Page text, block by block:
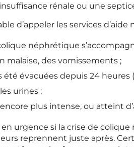
rénale ou une
d’appeler les services d’aide
néphrétique
malaise, des vomissements ;
été évacuées depuis 24
urines ;
plus intense, ou atteint
urgence si la crise de
reprennent juste après.